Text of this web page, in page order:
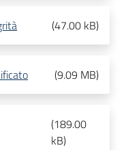
(47.00 kB)
(9.09 MB)
(189.00
kB)